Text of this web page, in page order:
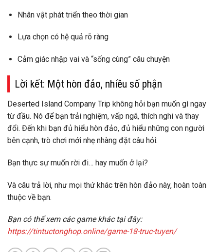
Nhân vật phát triển theo thời gian
Lựa chọn có hệ quả rõ ràng
Cảm giác nhập vai và “sống cùng” câu chuyện
Lời kết: Một hòn đảo, nhiều số phận
Deserted Island Company Trip không hỏi bạn muốn gì ngay
từ đầu. Nó để bạn trải nghiệm, vấp ngã, thích nghi và thay
đổi. Đến khi bạn đủ hiểu hòn đảo, đủ hiểu những con người
bên cạnh, trò chơi mới nhẹ nhàng đặt câu hỏi:
Bạn thực sự muốn rời đi… hay muốn ở lại?
Và câu trả lời, như mọi thứ khác trên hòn đảo này, hoàn toàn
thuộc về bạn.
Bạn có thể xem các game khác tại đây:
https://tintuctonghop.online/game-18-truc-tuyen/